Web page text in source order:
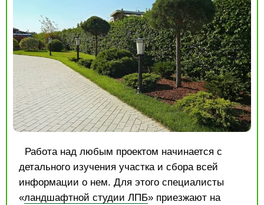
Работа над любым проектом начинается с
детального изучения участка и сбора всей
информации о нем. Для этого специалисты
«ландшафтной студии ЛПБ» приезжают на